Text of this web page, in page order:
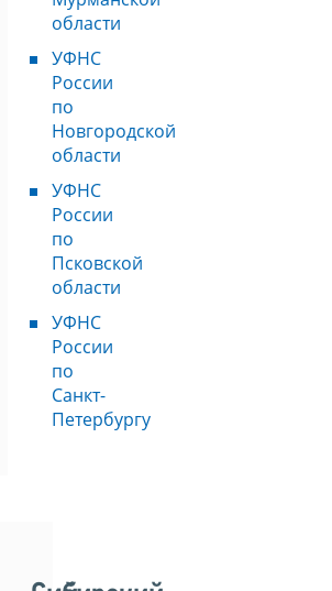
области
УФНС
России
по
Новгородской
области
УФНС
России
по
Псковской
области
УФНС
России
по
Санкт-
Петербургу